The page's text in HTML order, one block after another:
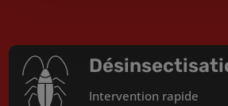
Intervention rapide